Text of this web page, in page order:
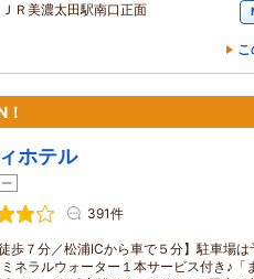
ＪＲ美濃太田駅南口正面
ホテル
391件
徒歩７分／松浦ICから車で５分】駐車場は
ネラルウォーター１本サービス付き♪「